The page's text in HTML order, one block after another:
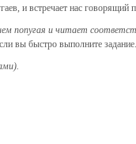
и встречает нас говорящий
попугая и читает
вы быстро выполните задание.